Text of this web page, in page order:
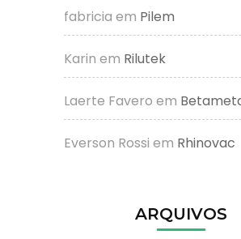
fabricia em Pilem
Karin em Rilutek
Laerte Favero em
Everson Rossi em Rhinovac
ARQUIVOS